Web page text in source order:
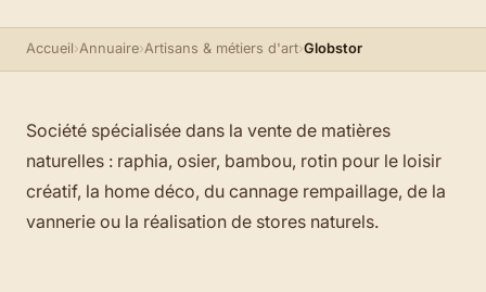
Accueil›Annuaire›Artisans & métiers d'art›Globstor
Société spécialisée dans la vente de matières
naturelles : raphia, osier, bambou, rotin pour le loisir
créatif, la home déco, du cannage rempaillage, de la
vannerie ou la réalisation de stores naturels.